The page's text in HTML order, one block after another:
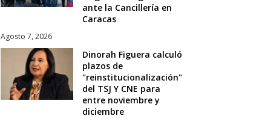
ante la Cancillería en
Caracas
Agosto 7, 2026
Dinorah Figuera calculó
plazos de
"reinstitucionalización"
del TSJ Y CNE para
entre noviembre y
diciembre